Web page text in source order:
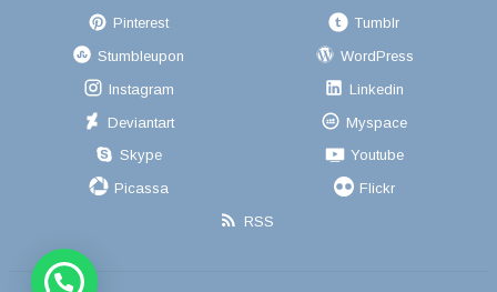
Pinterest
Tumblr
Stumbleupon
WordPress
Instagram
Linkedin
Deviantart
Myspace
Skype
Youtube
Picassa
Flickr
RSS